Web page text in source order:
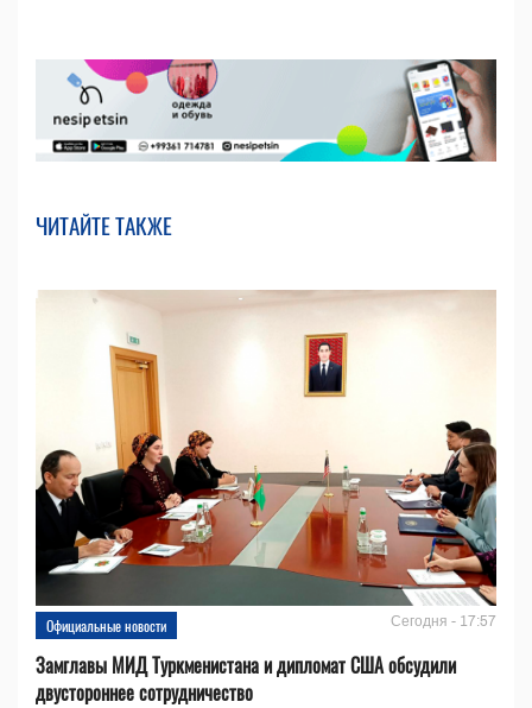
ЧИТАЙТЕ ТАКЖЕ
Официальные новости Сегодня - 17:57
Замглавы МИД Туркменистана и дипломат США обсудили
двустороннее сотрудничество